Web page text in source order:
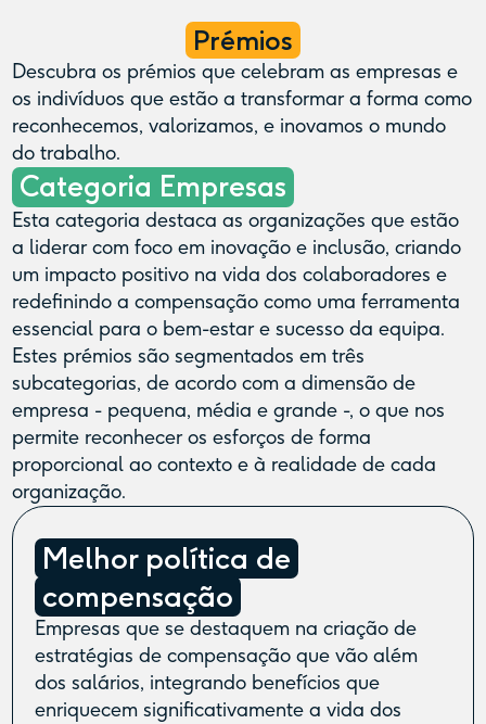
Prémios
Descubra os prémios que celebram as empresas e
os indivíduos que estão a transformar a forma como
reconhecemos, valorizamos, e inovamos o mundo
do trabalho.
Categoria Empresas
Esta categoria destaca as organizações que estão
a liderar com foco em inovação e inclusão, criando
um impacto positivo na vida dos colaboradores e
redefinindo a compensação como uma ferramenta
essencial para o bem-estar e sucesso da equipa.
Estes prémios são segmentados em três
subcategorias, de acordo com a dimensão de
empresa - pequena, média e grande -, o que nos
permite reconhecer os esforços de forma
proporcional ao contexto e à realidade de cada
organização.
Melhor política de
compensação
Empresas que se destaquem na criação de
estratégias de compensação que vão além
dos salários, integrando benefícios que
enriquecem significativamente a vida dos